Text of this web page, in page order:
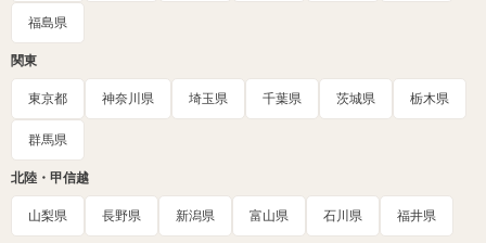
福島県
関東
東京都 神奈川県 埼玉県 千葉県 茨城県 栃木県
群馬県
北陸・甲信越
山梨県 長野県 新潟県 富山県 石川県 福井県